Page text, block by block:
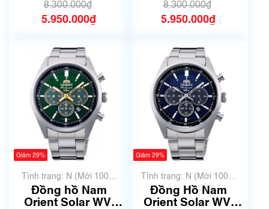
8.300.000₫
5.950.000₫
8.300.000₫
5.950.000₫
Giảm 29%
Tình trạng: N (Mới 100%
chưa qua sử dụng)
Đồng hồ Nam
Orient Solar WV-
Giảm 29%
Tình trạng: N (Mới 100%
chưa qua sử dụng)
Đồng Hồ Nam
Orient Solar WV-